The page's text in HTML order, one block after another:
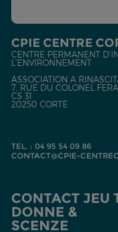
CPIE CENTRE
CENTRE PERMANENT
L'ENVIRONNEMENT
ASSOCIATION A
7, RUE DU COLONEL
CS 31
20250 CORTE
TEL. : 04 95 54 09 86
CONTACT@CPIE-
CONTACT JEU
DONNE &
SCENZE